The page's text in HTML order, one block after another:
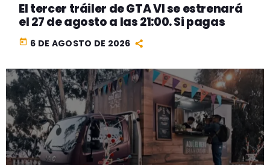
El tercer tráiler de GTA VI se estrenará
el 27 de agosto a las 21:00. Si pagas
today 6 DE AGOSTO DE 2026